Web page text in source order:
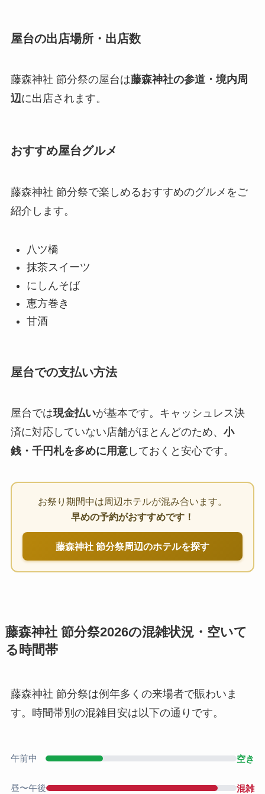
屋台の出店場所・出店数
藤森神社 節分祭の屋台は藤森神社の参道・境内周
辺に出店されます。
おすすめ屋台グルメ
藤森神社 節分祭で楽しめるおすすめのグルメをご
紹介します。
八ツ橋
抹茶スイーツ
にしんそば
恵方巻き
甘酒
屋台での支払い方法
屋台では現金払いが基本です。キャッシュレス決
済に対応していない店舗がほとんどのため、 小
銭・千円札を多めに用意しておくと安心です。
お祭り期間中は周辺ホテルが混み合います。
早めの予約がおすすめです！
藤森神社 節分祭周辺のホテルを探す
藤森神社 節分祭2026の混雑状況・空いて
る時間帯
藤森神社 節分祭は例年多くの来場者で賑わいま
す。時間帯別の混雑目安は以下の通りです。
午前中 空き
昼〜午後 混雑